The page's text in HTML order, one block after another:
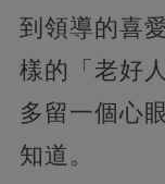
到領導的喜
樣的「老好
多留一個心
知道。